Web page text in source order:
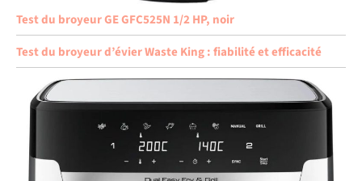
Test du broyeur GE GFC525N 1/2 HP, noir
Test du broyeur d’évier Waste King : fiabilité et efficacité